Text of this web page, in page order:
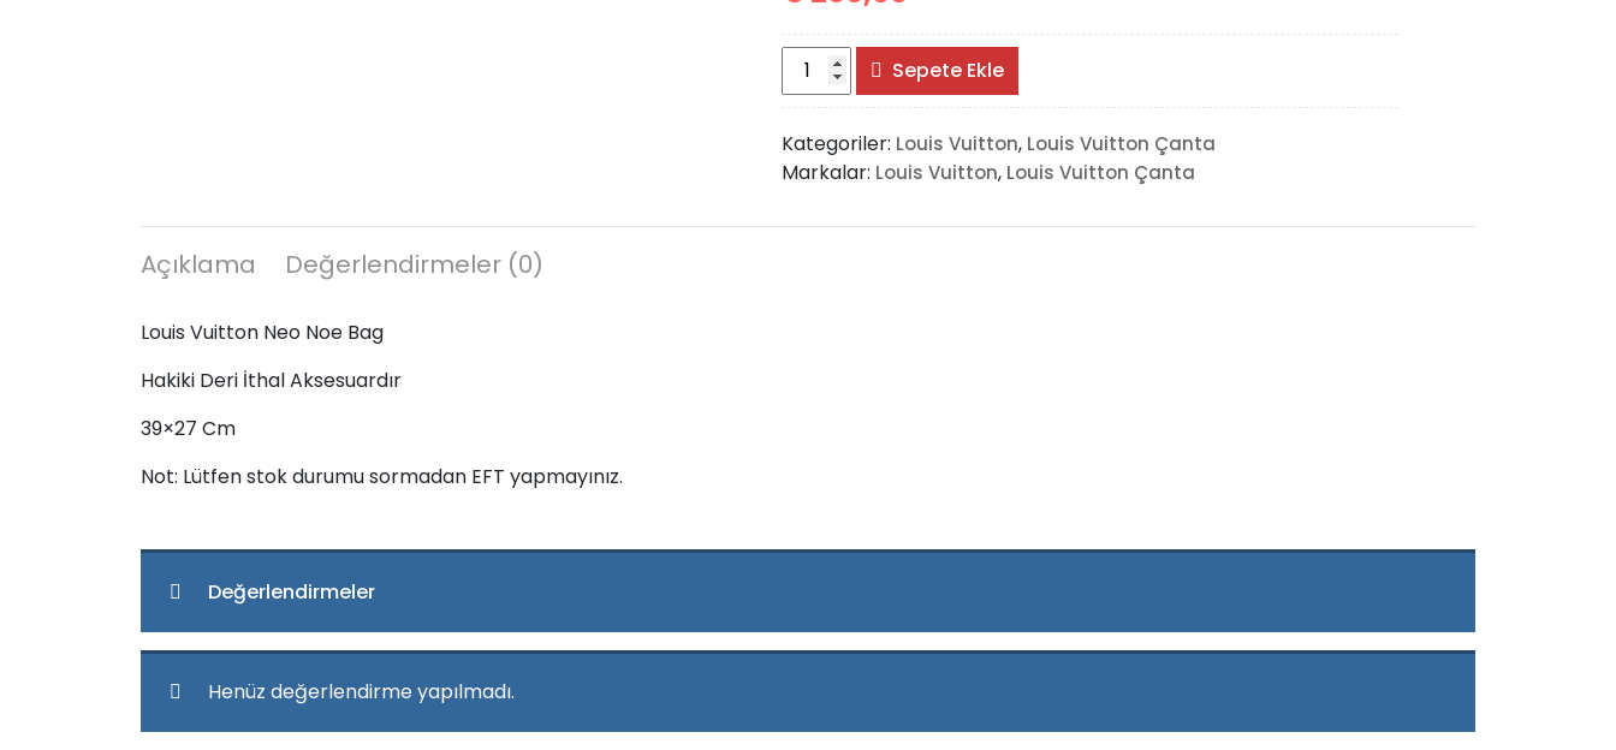
Louis
Vuitton
Neo
Noe
Bag
Sepete Ekle
Kategoriler: Louis Vuitton, Louis Vuitton Çanta
Markalar: Louis Vuitton, Louis Vuitton Çanta
Açıklama Değerlendirmeler (0)
Louis Vuitton Neo Noe Bag
Hakiki Deri İthal Aksesuardır
39×27 Cm
Not: Lütfen stok durumu sormadan EFT yapmayınız.
Değerlendirmeler
Henüz değerlendirme yapılmadı.